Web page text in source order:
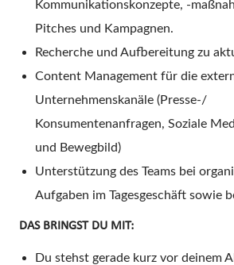
Kommunikationskonzepte, -
Pitches und Kampagnen.
Recherche und Aufbereitung zu
Content Management für die
Unternehmenskanäle (Presse-/
Konsumentenanfragen, Soziale
und Bewegbild)
Unterstützung des Teams bei
Aufgaben im Tagesgeschäft sowie
DAS BRINGST DU MIT:
Du stehst gerade kurz vor deinem